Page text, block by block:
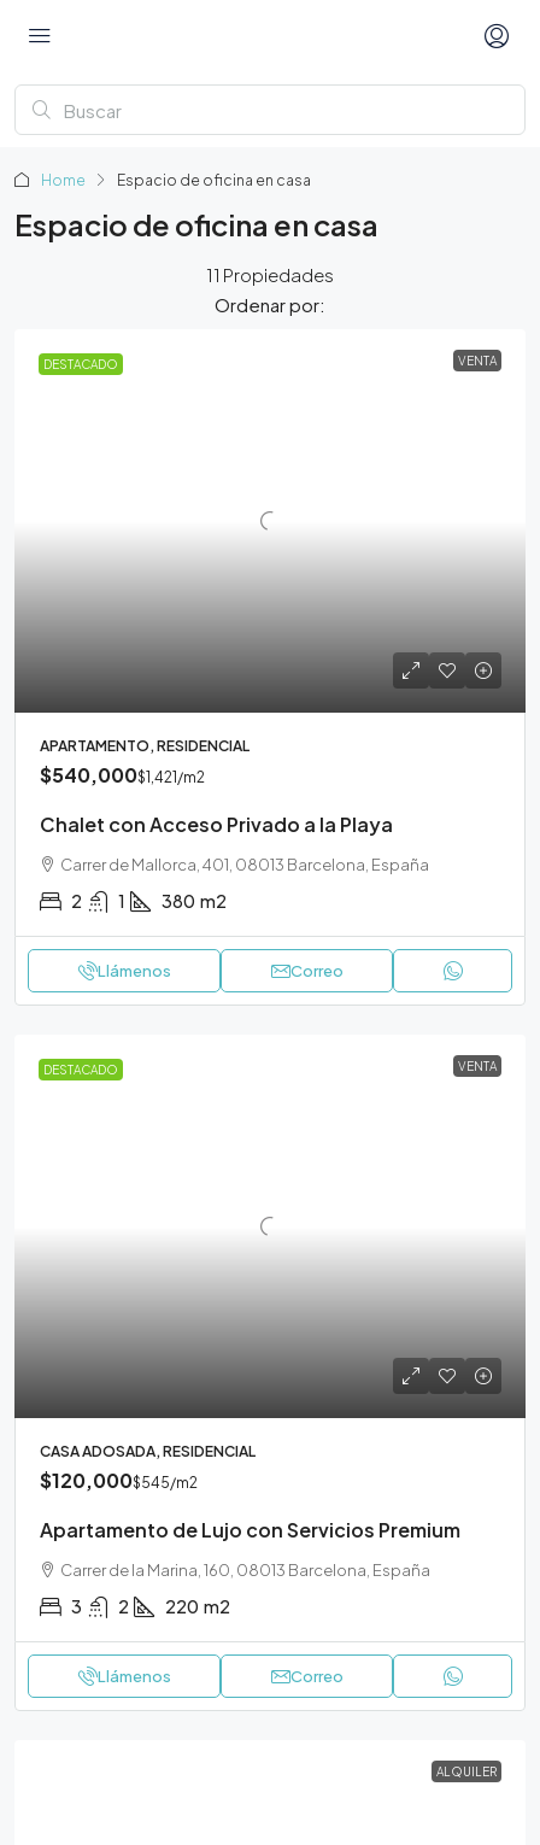
Home Espacio de oficina en casa
Espacio de oficina en casa
11 Propiedades
Ordenar por:
DESTACADO VENTA
APARTAMENTO, RESIDENCIAL
$540,000$1,421 /m2
Chalet con Acceso Privado a la Playa
Carrer de Mallorca, 401, 08013 Barcelona, España
2 1 380 m2
Llámenos Correo
DESTACADO VENTA
CASA ADOSADA, RESIDENCIAL
$120,000$545/m2
Apartamento de Lujo con Servicios Premium
Carrer de la Marina, 160, 08013 Barcelona, España
3 2 220 m2
Llámenos Correo
ALQUILER